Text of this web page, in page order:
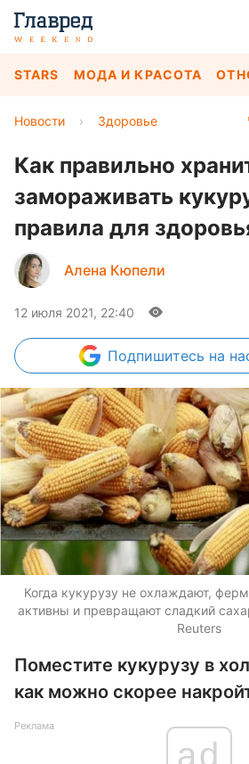
STARS МОДА И КРАСОТА
Новости › Здоровье
Как правильно
замораживать
правила для
Алена Кюпели
12 июля 2021, 22:40
Подпишитесь на
Когда кукурузу не охлаждают,
активны и превращают сладкий
Reuters
Поместите кукурузу в
как можно скорее
Реклама
ad